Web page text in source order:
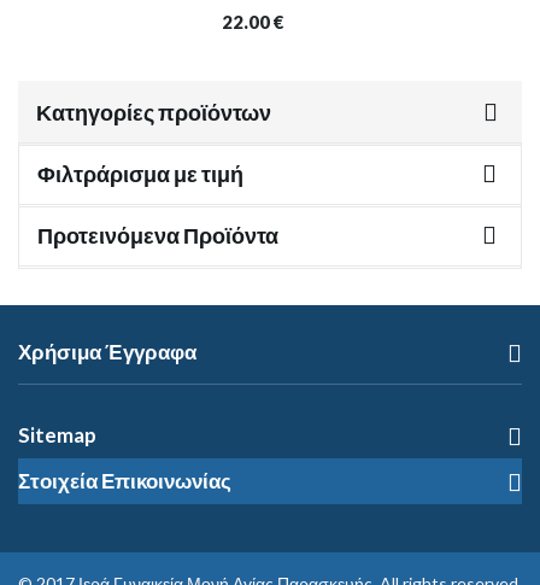
22.00€
Κατηγορίες προϊόντων
Φιλτράρισμα με τιμή
Προτεινόμενα Προϊόντα
Χρήσιμα Έγγραφα
Sitemap
Στοιχεία Επικοινωνίας